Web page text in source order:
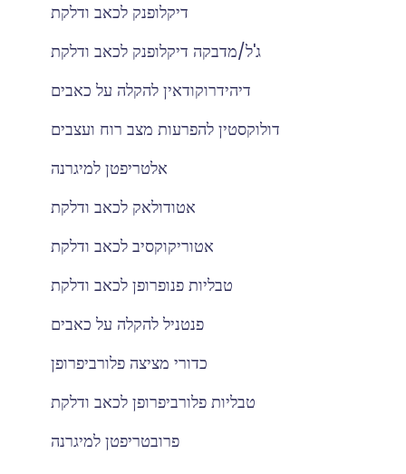
דיקלופנק לכאב ודלקת
ג'ל/מדבקה דיקלופנק לכאב ודלקת
דיהידרוקודאין להקלה על כאבים
דולוקסטין להפרעות מצב רוח ועצבים
אלטריפטן למיגרנה
אטודולאק לכאב ודלקת
אטוריקוקסיב לכאב ודלקת
טבליות פנופרופן לכאב ודלקת
פנטניל להקלה על כאבים
כדורי מציצה פלורביפרופן
טבליות פלורביפרופן לכאב ודלקת
פרובטריפטן למיגרנה